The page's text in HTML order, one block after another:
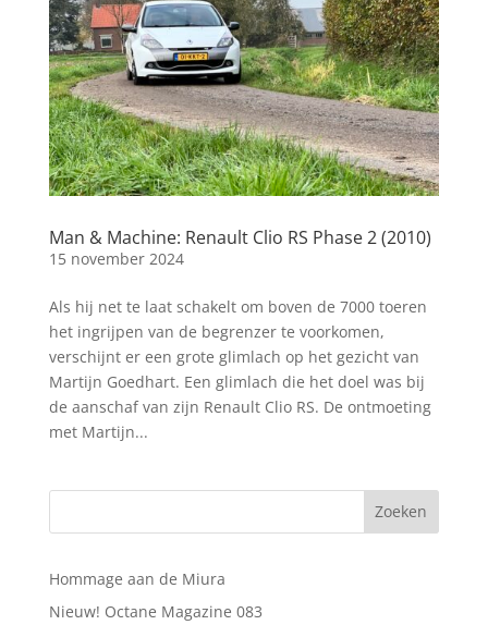
Man & Machine: Renault Clio RS Phase 2 (2010)
15 november 2024
Als hij net te laat schakelt om boven de 7000 toeren
het ingrijpen van de begrenzer te voorkomen,
verschijnt er een grote glimlach op het gezicht van
Martijn Goedhart. Een glimlach die het doel was bij
de aanschaf van zijn Renault Clio RS. De ontmoeting
met Martijn...
Hommage aan de Miura
Nieuw! Octane Magazine 083